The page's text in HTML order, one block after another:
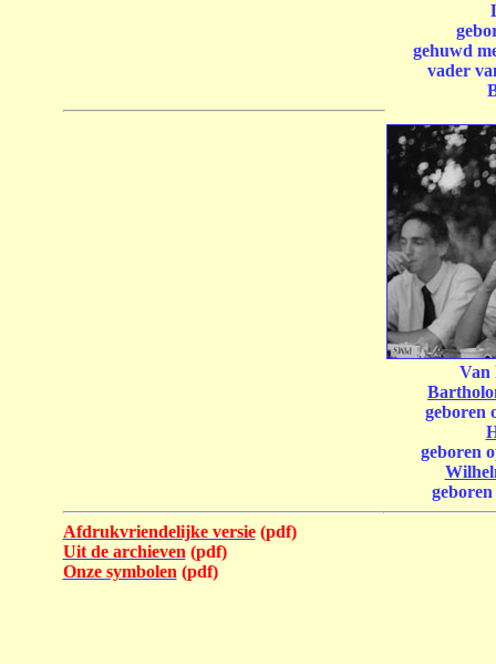
gehuwd
vader
Van
geboren
geboren
Afdrukvriendelijke versie(pdf)
Uit de archieven (pdf)
Onze symbolen (pdf)